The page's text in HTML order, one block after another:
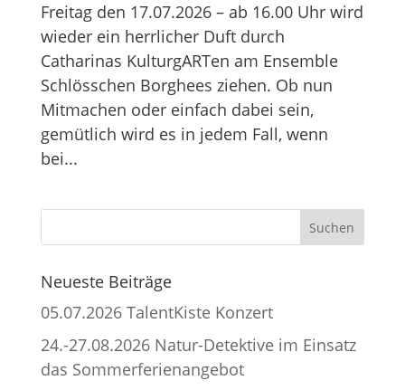
Freitag den 17.07.2026 – ab 16.00 Uhr wird
wieder ein herrlicher Duft durch
Catharinas KulturgARTen am Ensemble
Schlösschen Borghees ziehen. Ob nun
Mitmachen oder einfach dabei sein,
gemütlich wird es in jedem Fall, wenn
bei...
Neueste Beiträge
05.07.2026 TalentKiste Konzert
24.-27.08.2026 Natur-Detektive im Einsatz
das Sommerferienangebot